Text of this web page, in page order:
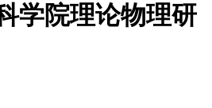
学院理论物理研